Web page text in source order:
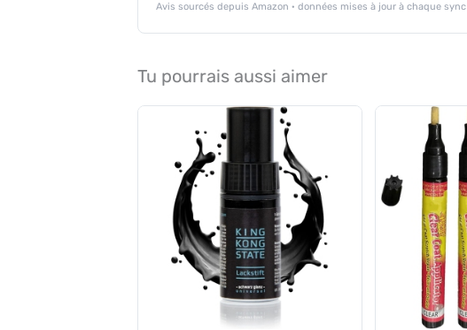
Avis sourcés depuis Amazon · données mises à jour à chaque sync
Tu pourrais aussi aimer